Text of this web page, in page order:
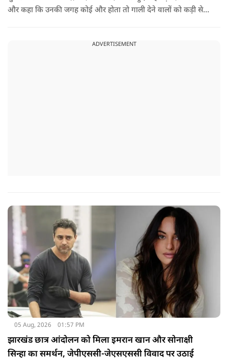
और कहा कि उनकी जगह कोई और होता तो गाली देने वालों को कड़ी से
ADVERTISEMENT
05 Aug, 2026 01:57 PM
झारखंड छात्र आंदोलन को मिला इमरान खान और सोनाक्षी
सिन्हा का समर्थन, जेपीएससी-जेएसएससी विवाद पर उठाई